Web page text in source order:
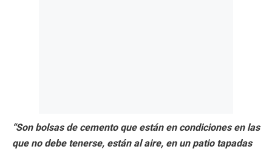
“Son bolsas de cemento que están en condiciones en las
que no debe tenerse, están al aire, en un patio tapadas